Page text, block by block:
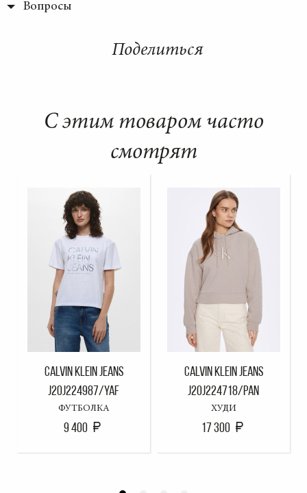
Вопросы
Поделиться
С этим товаром часто
смотрят
CALVIN KLEIN JEANS
J20J224987/YAF
ФУТБОЛКА
9 400
CALVIN KLEIN JEANS
J20J224718/PAN
ХУДИ
17 300